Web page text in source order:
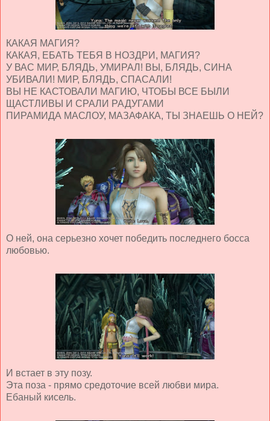
КАКАЯ МАГИЯ?
КАКАЯ, ЕБАТЬ ТЕБЯ В НОЗДРИ, МАГИЯ?
У ВАС МИР, БЛЯДЬ, УМИРАЛ! ВЫ, БЛЯДЬ, СИНА
УБИВАЛИ! МИР, БЛЯДЬ, СПАСАЛИ!
ВЫ НЕ КАСТОВАЛИ МАГИЮ, ЧТОБЫ ВСЕ БЫЛИ
ЩАСТЛИВЫ И СРАЛИ РАДУГАМИ
ПИРАМИДА МАСЛОУ, МАЗАФАКА, ТЫ ЗНАЕШЬ О НЕЙ?
О ней, она серьезно хочет победить последнего босса
любовью.
И встает в эту позу.
Эта поза - прямо средоточие всей любви мира.
Ебаный кисель.